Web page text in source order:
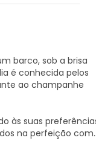
barco, sob a brisa
é conhecida pelos
ao champanhe
às suas
na perfeição com
que o brilho suave